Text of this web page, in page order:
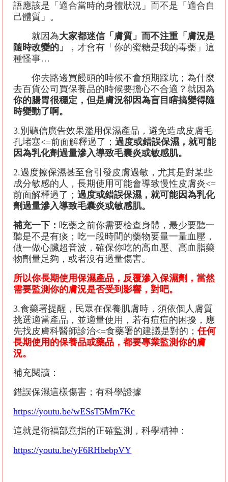
語應該是「適合當時的身體狀況」而不是「適合自
己體質」。
就因為大家都迷信「膚質」而不注重「膚況是
隨時改變的」
，才會有「你的蜜糖是我的毒藥」這
種怪事…
你去路邊買饅頭的時候不會預期踩坑；為什麼
去百貨公司買保養品的時候要擔心不合適？就因為
你的腸胃很穩定，但是膚況卻因為盲目瞎搞變得隨
時變動了啊。
3.別聽信廣告效果濫用保濕產品，避免造成皮膚毛
孔堵塞<=前面解釋過了；過度或錯誤保濕，就可能
因為乳化劑過量滲入導致毛囊炎或敏感肌。
2.過度擦保濕甚至會引發皮膚過敏，尤其是對某些
成分敏感的人，長期使用可能會導致慢性皮膚炎<=
前面解釋過了；過度或錯誤保濕，就可能因為乳化
劑過量滲入導致毛囊炎或敏感肌。
補充一下：吃藥之前你需要檢查身體，最少要聽一
聽是不是有痰；吃一段時間的藥物要量一量血壓，
做一做心臟超音波，確保你吃的高血壓、高血脂藥
物劑量足夠，或者沒有過量傷害。
所以你長期使用保濕產品，反覆滲入保濕劑，當然
需要監測你的膚況是否受到影響，對吧。
3.食藥署提醒，民眾在保養肌膚時，須依個人膚質
挑選適當產品，並適量使用，若有痘痘的困擾，應
先找皮膚科醫師診治<=食藥署的建議是對的；任何
長期使用的保養品或藥品，都要專業監測你的膚
況。
補充閱讀：
錯誤保濕這樣傷害；有科學證據
https://youtu.be/wESsT5Mm7Kc
這就是衛福部意指的正確監測，科學精神：
https://youtu.be/yF6RHbebpVY